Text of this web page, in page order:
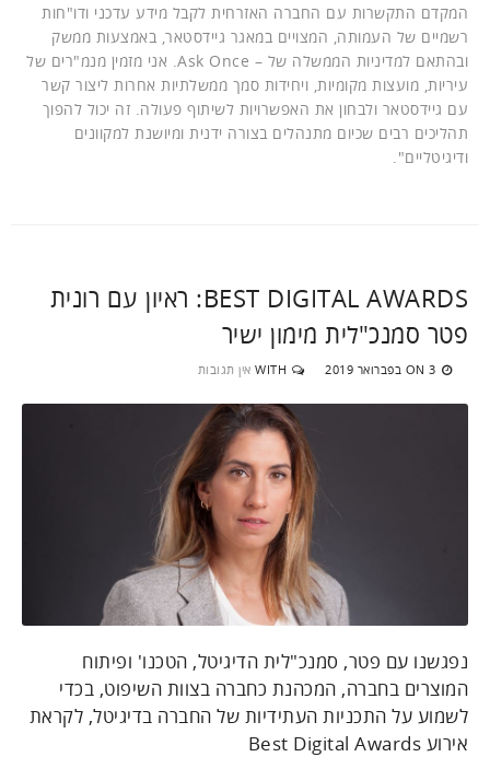
המקדם התקשרות עם החברה האזרחית לקבל מידע עדכני ודו"חות
רשמיים של העמותה, המצויים במאגר גיידסטאר, באמצעות ממשק
ובהתאם למדיניות הממשלה של – Ask Once. אני מזמין מנמ"רים של
עיריות, מועצות מקומיות, ויחידות סמך ממשלתיות אחרות ליצור קשר
עם גיידסטאר ולבחון את האפשרויות לשיתוף פעולה. זה יכול להפוך
תהליכים רבים שכיום מתנהלים בצורה ידנית ומיושנת למקוונים
ודיגיטליים".
BEST DIGITAL AWARDS: ראיון עם רונית
פטר סמנכ"לית מימון ישיר
ON 3 בפברואר 2019 WITH אין תגובות
נפגשנו עם פטר, סמנכ"לית הדיגיטל, הטכנו' ופיתוח
המוצרים בחברה, המכהנת כחברה בצוות השיפוט, בכדי
לשמוע על התכניות העתידיות של החברה בדיגיטל, לקראת
אירוע Best Digital Awards